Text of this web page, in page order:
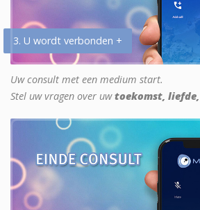
3. U wordt verbonden +
Uw consult met een medium start.
Stel uw vragen over uwtoekomst,